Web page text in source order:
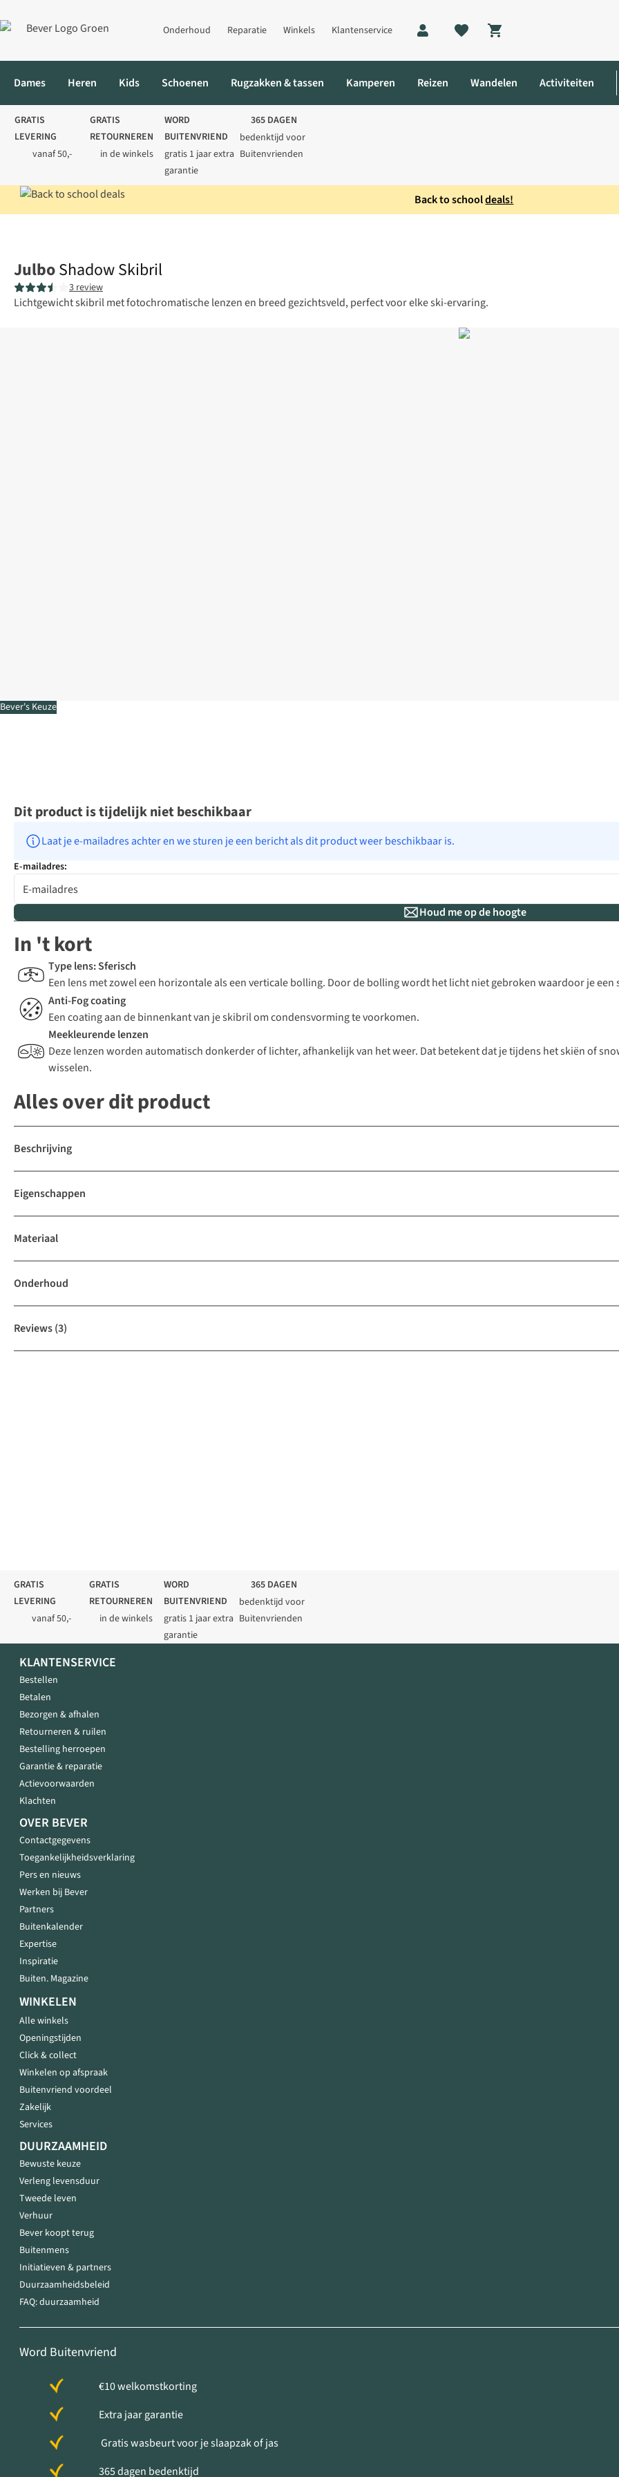
Onderhoud Reparatie Winkels Klantenservice
Shopping cart
Dames Heren Kids Schoenen Rugzakken & tassen Kamperen Reizen Wandelen Activiteiten
GRATIS
LEVERING
vanaf 50,-
GRATIS
RETOURNEREN
in de winkels
WORD
BUITENVRIEND
gratis 1 jaar extra
garantie
365 DAGEN
bedenktijd voor
Buitenvrienden
Back to schooldeals!
Bever's Keuze
JulboShadow Skibril
3 review
Lichtgewicht skibril met fotochromatische lenzen en breed gezichtsveld, perfect voor elke ski-ervaring.
Dit product is tijdelijk niet beschikbaar
Laat je e-mailadres achter en we sturen je een bericht als dit product weer beschikbaar is.
E-mailadres:
Houd me op de hoogte
In 't kort
Type lens: Sferisch
Een lens met zowel een horizontale als een verticale bolling. Door de bolling wordt het licht niet gebroken waardoor je
Anti-Fog coating
Een coating aan de binnenkant van je skibril om condensvorming te voorkomen.
Meekleurende lenzen
Deze lenzen worden automatisch donkerder of lichter, afhankelijk van het weer. Dat betekent dat je tijdens het skiën of
wisselen.
Alles over dit product
Beschrijving
Eigenschappen
Materiaal
Onderhoud
Reviews(3)
GRATIS
LEVERING
vanaf 50,-
GRATIS
RETOURNEREN
in de winkels
WORD
BUITENVRIEND
gratis 1 jaar extra
garantie
365 DAGEN
bedenktijd voor
Buitenvrienden
KLANTENSERVICE
Bestellen
Betalen
Bezorgen & afhalen
Retourneren & ruilen
Bestelling herroepen
Garantie & reparatie
Actievoorwaarden
Klachten
OVER BEVER
Contactgegevens
Toegankelijkheidsverklaring
Pers en nieuws
Werken bij Bever
Partners
Buitenkalender
Expertise
Inspiratie
Buiten. Magazine
WINKELEN
Alle winkels
Openingstijden
Click & collect
Winkelen op afspraak
Buitenvriend voordeel
Zakelijk
Services
DUURZAAMHEID
Bewuste keuze
Verleng levensduur
Tweede leven
Verhuur
Bever koopt terug
Buitenmens
Initiatieven & partners
Duurzaamheidsbeleid
FAQ: duurzaamheid
Word Buitenvriend
€10 welkomstkorting
Extra jaar garantie
Gratis wasbeurt voor je slaapzak of jas
365 dagen bedenktijd